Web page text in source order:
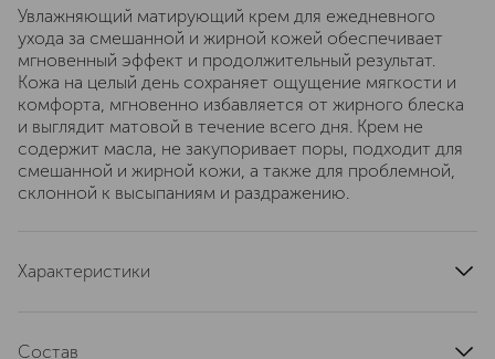
Увлажняющий матирующий крем для ежедневного
ухода за смешанной и жирной кожей обеспечивает
мгновенный эффект и продолжительный результат.
Кожа на целый день сохраняет ощущение мягкости и
комфорта, мгновенно избавляется от жирного блеска
и выглядит матовой в течение всего дня. Крем не
содержит масла, не закупоривает поры, подходит для
смешанной и жирной кожи, а также для проблемной,
склонной к высыпаниям и раздражению.
Характеристики
область применения
Состав